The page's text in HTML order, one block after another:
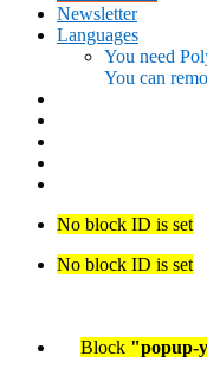
Newsletter
Languages
You need
You can
No block ID is set
No block ID is set
Block "popup-